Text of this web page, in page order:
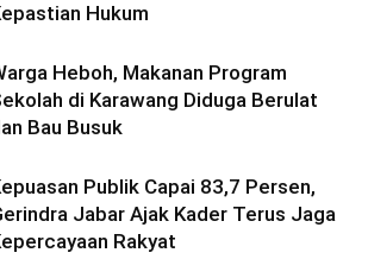
Hukum
Heboh, Makanan Program
di Karawang Diduga Berulat
Bau Busuk
Publik Capai 83,7 Persen,
Jabar Ajak Kader Terus Jaga
Rakyat